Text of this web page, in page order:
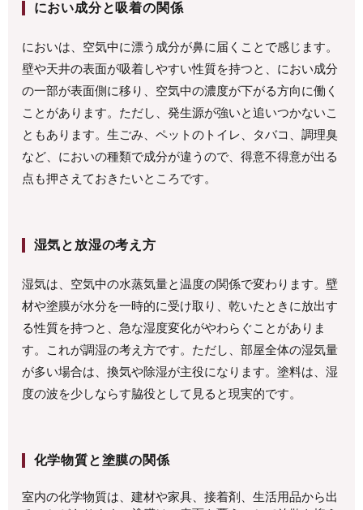
におい成分と吸着の関係
においは、空気中に漂う成分が鼻に届くことで感じます。
壁や天井の表面が吸着しやすい性質を持つと、におい成分
の一部が表面側に移り、空気中の濃度が下がる方向に働く
ことがあります。ただし、発生源が強いと追いつかないこ
ともあります。生ごみ、ペットのトイレ、タバコ、調理臭
など、においの種類で成分が違うので、得意不得意が出る
点も押さえておきたいところです。
湿気と放湿の考え方
湿気は、空気中の水蒸気量と温度の関係で変わります。壁
材や塗膜が水分を一時的に受け取り、乾いたときに放出す
る性質を持つと、急な湿度変化がやわらぐことがありま
す。これが調湿の考え方です。ただし、部屋全体の湿気量
が多い場合は、換気や除湿が主役になります。塗料は、湿
度の波を少しならす脇役として見ると現実的です。
化学物質と塗膜の関係
室内の化学物質は、建材や家具、接着剤、生活用品から出